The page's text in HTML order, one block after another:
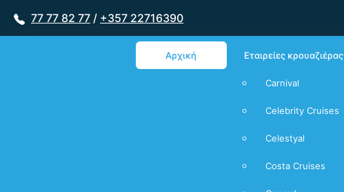
77 77 82 77 / +357 22716390
Αρχική Εταιρείες κρουαζιέρας
Carnival
Celebrity Cruises
Celestyal
Costa Cruises